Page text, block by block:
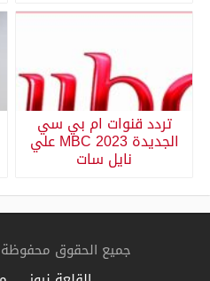
تردد قنوات ام بي سي
الجديدة MBC 2023 علي
نايل سات
جميع الحقوق محفوظة 2026 © حلم